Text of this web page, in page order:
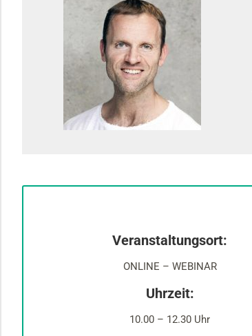
Veranstaltungsort:
ONLINE – WEBINAR
Uhrzeit:
10.00 – 12.30 Uhr